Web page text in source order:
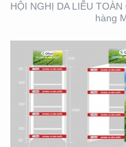
HỘI NGHỊ DA LIỄU
hàng
THIẾT KẾ SẢN
LỊCH TẾT KIM